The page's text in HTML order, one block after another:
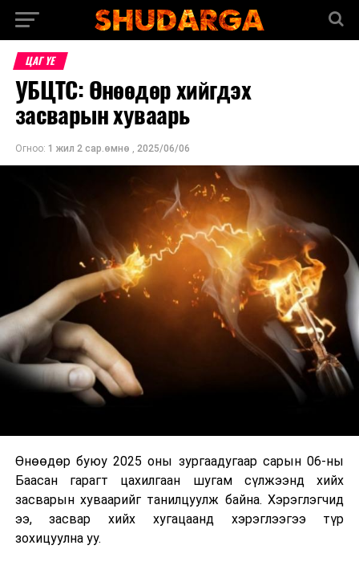
ЦАГ ҮЕ
УБЦТС: Өнөөдөр хийгдэх
засварын хуваарь
Огноо: 1 жил 2 сар.өмнө , 2025/06/06
Өнөөдөр буюу 2025 оны зургаадугаар сарын 06-ны
Баасан гарагт цахилгаан шугам сүлжээнд хийх
засварын хуваарийг танилцуулж байна. Хэрэглэгчид
ээ, засвар хийх хугацаанд хэрэглээгээ түр
зохицуулна уу.